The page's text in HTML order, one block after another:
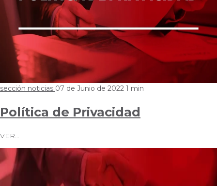
sección noticias 07 de Junio de 2022 1 min
Política de Privacidad
VER…